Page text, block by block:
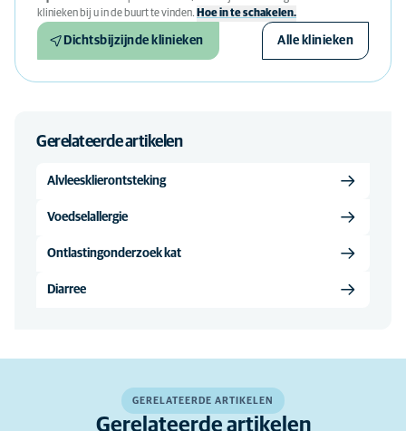
klinieken bij u in de buurt te vinden. Hoe in te schakelen.
Dichtsbijzijnde klinieken Alle klinieken
Gerelateerde artikelen
Alvleesklierontsteking
Voedselallergie
Ontlastingonderzoek kat
Diarree
GERELATEERDE ARTIKELEN
Gerelateerde artikelen